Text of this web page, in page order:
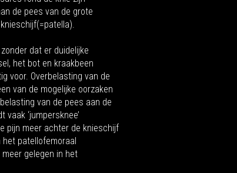
de pees van de grote
dat er duidelijke
het bot en kraakbeen
voor. Overbelasting van de
van de mogelijke oorzaken
van de pees aan de
‘jumpersknee’
pijn meer achter de knieschijf
het patellofemoraal
gelegen in het